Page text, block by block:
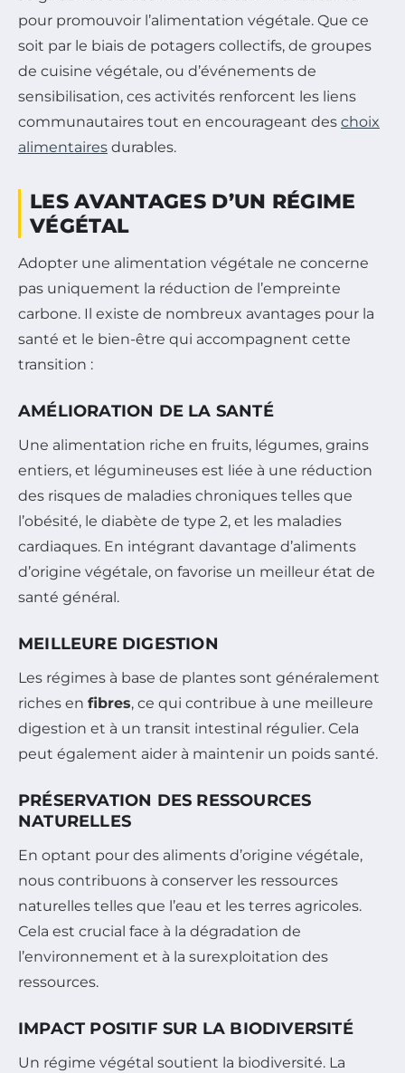
pour promouvoir l’alimentation végétale. Que ce
soit par le biais de potagers collectifs, de groupes
de cuisine végétale, ou d’événements de
sensibilisation, ces activités renforcent les liens
communautaires tout en encourageant des choix
alimentaires durables.
LES AVANTAGES D’UN RÉGIME
VÉGÉTAL
Adopter une alimentation végétale ne concerne
pas uniquement la réduction de l’empreinte
carbone. Il existe de nombreux avantages pour la
santé et le bien-être qui accompagnent cette
transition :
AMÉLIORATION DE LA SANTÉ
Une alimentation riche en fruits, légumes, grains
entiers, et légumineuses est liée à une réduction
des risques de maladies chroniques telles que
l’obésité, le diabète de type 2, et les maladies
cardiaques. En intégrant davantage d’aliments
d’origine végétale, on favorise un meilleur état de
santé général.
MEILLEURE DIGESTION
Les régimes à base de plantes sont généralement
riches en fibres, ce qui contribue à une meilleure
digestion et à un transit intestinal régulier. Cela
peut également aider à maintenir un poids santé.
PRÉSERVATION DES RESSOURCES
NATURELLES
En optant pour des aliments d’origine végétale,
nous contribuons à conserver les ressources
naturelles telles que l’eau et les terres agricoles.
Cela est crucial face à la dégradation de
l’environnement et à la surexploitation des
ressources.
IMPACT POSITIF SUR LA BIODIVERSITÉ
Un régime végétal soutient la biodiversité. La